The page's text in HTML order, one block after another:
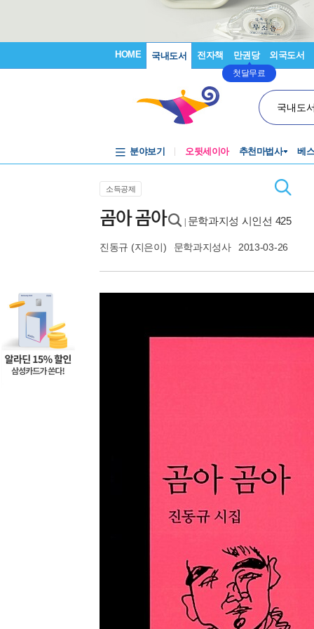
HOME 국내도서 전자책 만권당
첫달무료
외국도서
국내도
분야보기 오뒷세이아 추천마법사 베
소득공제
곰아 곰아 문학과지성 시인선 425
진동규 (지은이) 문학과지성사 2013-03-26